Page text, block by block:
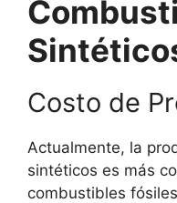
Costo de
Actualmente, la
sintéticos es más
combustibles